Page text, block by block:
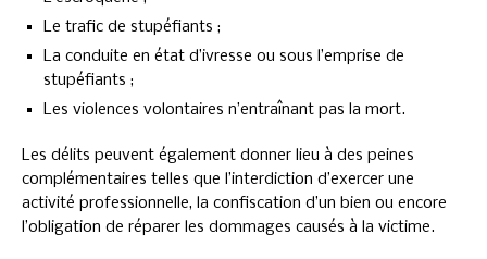
Le trafic de stupéfiants ;
La conduite en état d’ivresse ou sous l’emprise de
stupéfiants ;
Les violences volontaires n’entraînant pas la mort.
Les délits peuvent également donner lieu à des peines
complémentaires telles que l’interdiction d’exercer une
activité professionnelle, la confiscation d’un bien ou encore
l’obligation de réparer les dommages causés à la victime.